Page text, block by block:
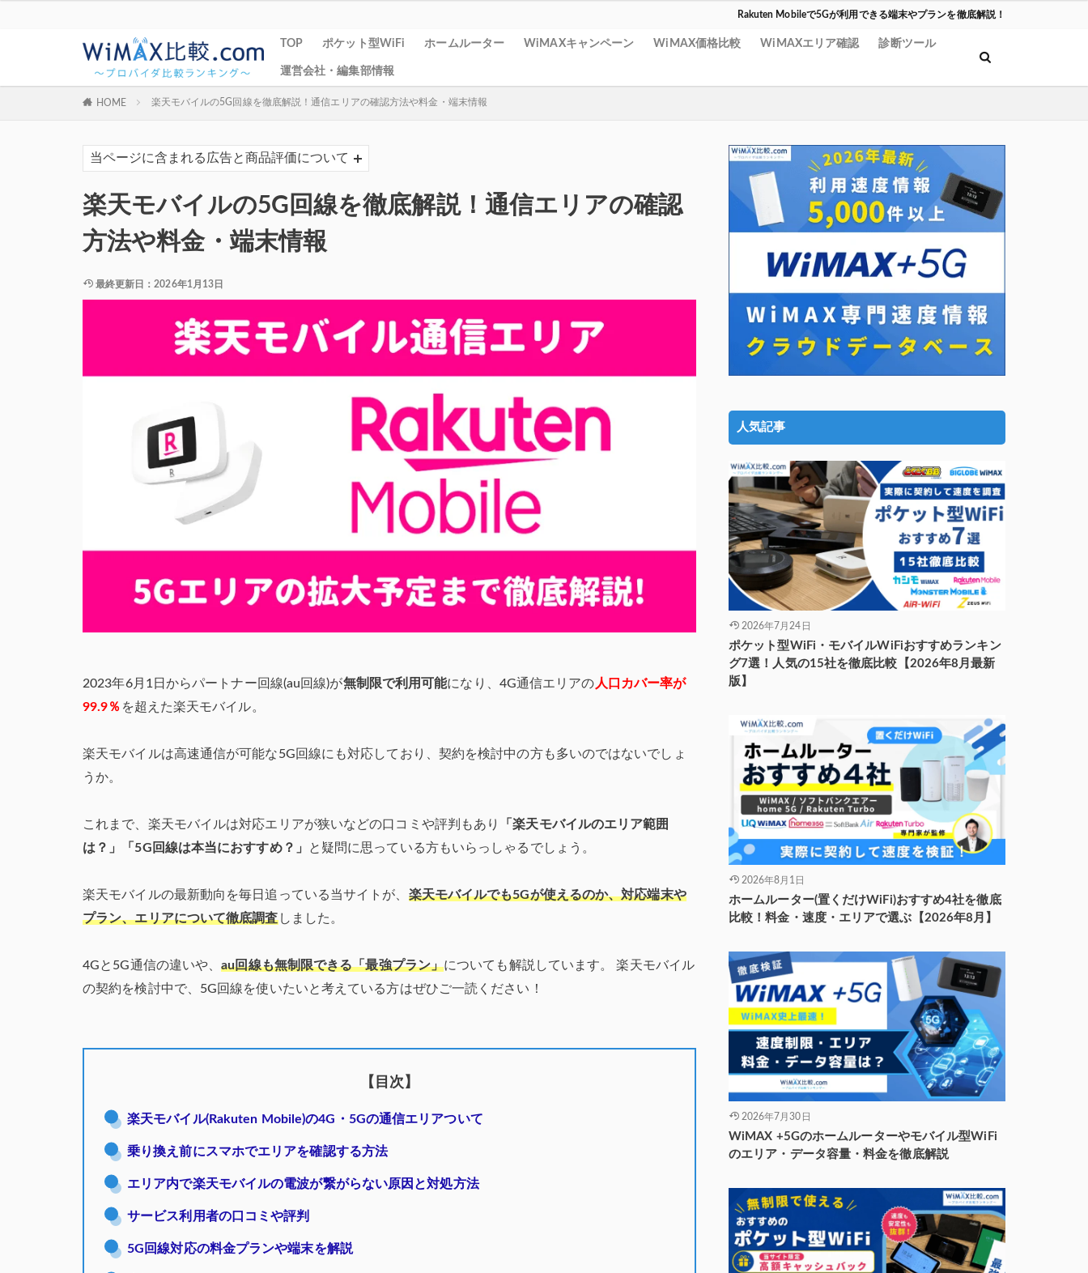
Rakuten Mobileで5Gが利用できる端末やプランを徹底解説！
TOP ポケット型WiFi ホームルーター WiMAXキャンペーン WiMAX価格比較 WiMAXエリア確認 診断ツール
運営会社・編集部情報
HOME 楽天モバイルの5G回線を徹底解説！通信エリアの確認方法や料金・端末情報
当ページに含まれる広告と商品評価について
楽天モバイルの5G回線を徹底解説！通信エリアの確認
方法や料金・端末情報
最終更新日：2026年1月13日
2023年6月1日からパートナー回線(au回線)が無制限で利用可能になり、4G通信エリアの 人口カバー率が
99.9％ を超えた楽天モバイル。
楽天モバイルは高速通信が可能な5G回線にも対応しており、契約を検討中の方も多いのではないでしょ
うか。
これまで、楽天モバイルは対応エリアが狭いなどの口コミや評判もあり
「楽天モバイルのエリア範囲
は？」「5G回線は本当におすすめ？」
と疑問に思っている方もいらっしゃるでしょう。
楽天モバイルの最新動向を毎日追っている当サイトが、 楽天モバイルでも5Gが使えるのか、対応端末や
プラン、エリアについて徹底調査しました。
4Gと5G通信の違いや、au回線も無制限できる「最強プラン」についても解説しています。楽天モバイル
の契約を検討中で、5G回線を使いたいと考えている方はぜひご一読ください！
【目次】
楽天モバイル(Rakuten Mobile)の4G・5Gの通信エリアついて
乗り換え前にスマホでエリアを確認する方法
エリア内で楽天モバイルの電波が繋がらない原因と対処方法
サービス利用者の口コミや評判
5G回線対応の料金プランや端末を解説
人気記事
2026年7月24日
ポケット型WiFi・モバイルWiFiおすすめランキン
グ7選！人気の15社を徹底比較【2026年8月最新
版】
2026年8月1日
ホームルーター(置くだけWiFi)おすすめ4社を徹底
比較！料金・速度・エリアで選ぶ【2026年8月】
2026年7月30日
WiMAX +5Gのホームルーターやモバイル型WiFi
のエリア・データ容量・料金を徹底解説